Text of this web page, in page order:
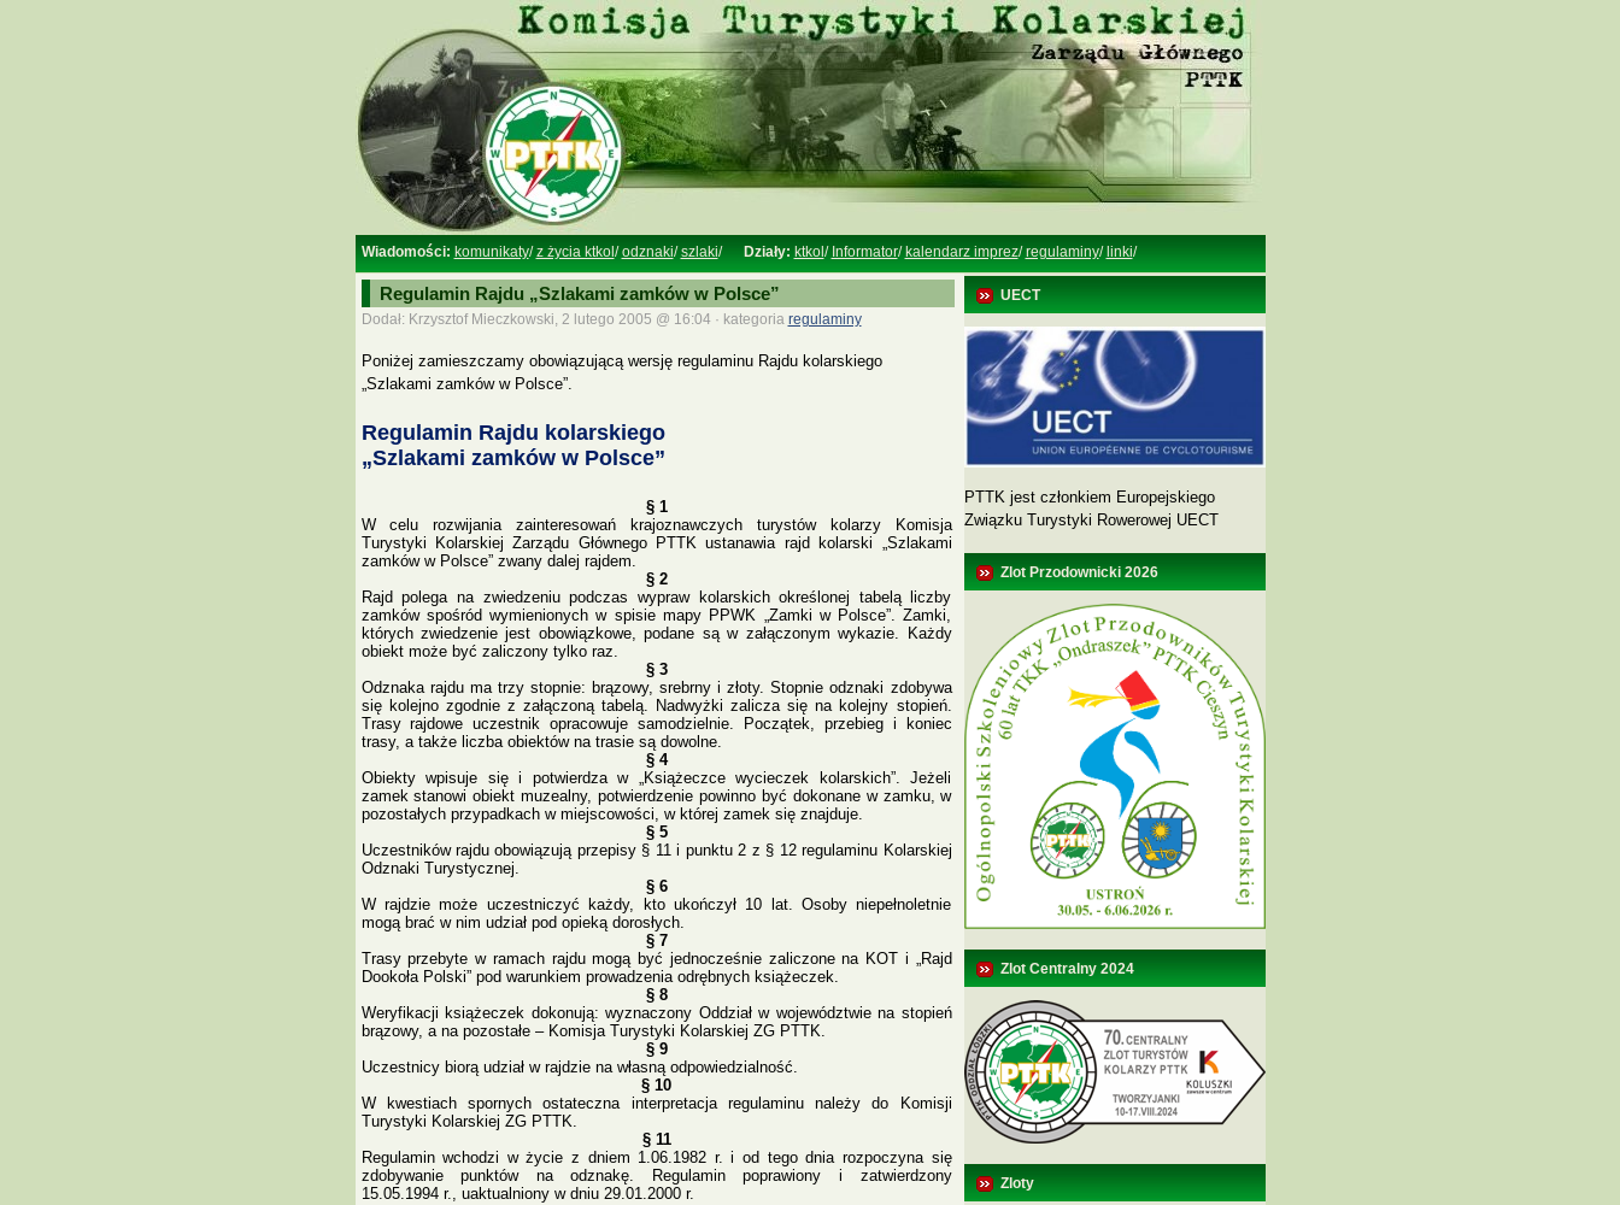
Wiadomości: komunikaty/z życia ktkol /odznaki/szlaki/ Działy: ktkol / Informator/ kalendarz imprez/regulaminy/ linki/
Regulamin Rajdu „Szlakami zamków w Polsce”
Dodał: Krzysztof Mieczkowski, 2 lutego 2005 @ 16:04 · kategoria regulaminy
Poniżej zamieszczamy obowiązującą wersję regulaminu Rajdu kolarskiego
„Szlakami zamków w Polsce”.
Regulamin Rajdu kolarskiego
„Szlakami zamków w Polsce”
§ 1
W celu rozwijania zainteresowań krajoznawczych turystów kolarzy Komisja
Turystyki Kolarskiej Zarządu Głównego PTTK ustanawia rajd kolarski „Szlakami
zamków w Polsce” zwany dalej rajdem.
§ 2
Rajd polega na zwiedzeniu podczas wypraw kolarskich określonej tabelą liczby
zamków spośród wymienionych w spisie mapy PPWK „Zamki w Polsce”. Zamki,
których zwiedzenie jest obowiązkowe, podane są w załączonym wykazie. Każdy
obiekt może być zaliczony tylko raz.
§ 3
Odznaka rajdu ma trzy stopnie: brązowy, srebrny i złoty. Stopnie odznaki zdobywa
się kolejno zgodnie z załączoną tabelą. Nadwyżki zalicza się na kolejny stopień.
Trasy rajdowe uczestnik opracowuje samodzielnie. Początek, przebieg i koniec
trasy, a także liczba obiektów na trasie są dowolne.
§ 4
Obiekty wpisuje się i potwierdza w „Książeczce wycieczek kolarskich”. Jeżeli
zamek stanowi obiekt muzealny, potwierdzenie powinno być dokonane w zamku, w
pozostałych przypadkach w miejscowości, w której zamek się znajduje.
§ 5
Uczestników rajdu obowiązują przepisy § 11 i punktu 2 z § 12 regulaminu Kolarskiej
Odznaki Turystycznej.
§ 6
W rajdzie może uczestniczyć każdy, kto ukończył 10 lat. Osoby niepełnoletnie
mogą brać w nim udział pod opieką dorosłych.
§ 7
Trasy przebyte w ramach rajdu mogą być jednocześnie zaliczone na KOT i „Rajd
Dookoła Polski” pod warunkiem prowadzenia odrębnych książeczek.
§ 8
Weryfikacji książeczek dokonują: wyznaczony Oddział w województwie na stopień
brązowy, a na pozostałe – Komisja Turystyki Kolarskiej ZG PTTK.
§ 9
Uczestnicy biorą udział w rajdzie na własną odpowiedzialność.
§ 10
W kwestiach spornych ostateczna interpretacja regulaminu należy do Komisji
Turystyki Kolarskiej ZG PTTK.
§ 11
Regulamin wchodzi w życie z dniem 1.06.1982 r. i od tego dnia rozpoczyna się
zdobywanie punktów na odznakę. Regulamin poprawiony i zatwierdzony
15.05.1994 r., uaktualniony w dniu 29.01.2000 r.
UECT
PTTK jest członkiem Europejskiego
Związku Turystyki Rowerowej UECT
Zlot Przodownicki 2026
Zlot Centralny 2024
Zloty